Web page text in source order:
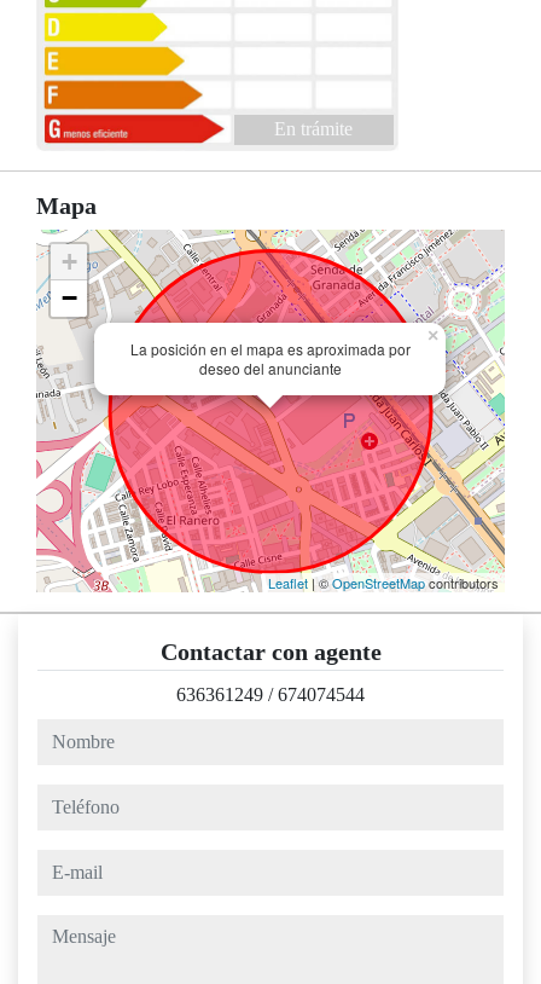
En trámite
Mapa
La posición en el mapa es aproximada por
deseo del anunciante
×
+
−
Leaflet| ©OpenStreetMapcontributors
Contactar con agente
636361249 /674074544
nombre
teléfono
e-mail
mensaje